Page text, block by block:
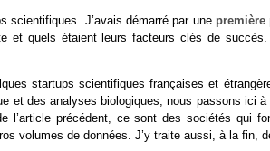
scientifiques. J’avais démarré par une première
et quels étaient leurs facteurs clés de
startups scientifiques françaises et
et des analyses biologiques, nous passons ici
l’article précédent, ce sont des sociétés qui
volumes de données. J’y traite aussi, à la fin,